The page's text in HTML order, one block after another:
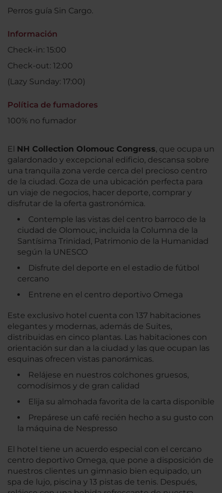
Perros guía Sin Cargo.
Información
Check-in: 15:00
Check-out: 12:00
(Lazy Sunday: 17:00)
Política de fumadores
100% no fumador
El NH Collection Olomouc Congress, que ocupa un
galardonado y excepcional edificio, descansa sobre
una tranquila zona verde cerca del precioso centro
de la ciudad. Goza de una ubicación perfecta para
un viaje de negocios, hacer deporte, comprar y
disfrutar de la oferta gastronómica.
Contemple las vistas del centro barroco de la
ciudad de Olomouc, incluida la Columna de la
Santísima Trinidad, Patrimonio de la Humanidad
según la UNESCO
Disfrute del deporte en el estadio de fútbol
cercano
Entrene en el centro deportivo Omega
Este exclusivo hotel cuenta con 137 habitaciones
elegantes y modernas, además de Suites,
distribuidas en cinco plantas. Las habitaciones con
orientación sur dan a la ciudad y las que ocupan las
esquinas ofrecen vistas panorámicas.
Relájese en nuestros colchones gruesos,
comodísimos y de gran calidad
Elija su almohada favorita de la carta disponible
Prepárese un café recién hecho a su gusto con
la máquina de Nespresso
El hotel tiene un acuerdo especial con el cercano
centro deportivo Omega, que pone a disposición de
nuestros clientes un gimnasio bien equipado, un
spa de lujo, piscina y 13 pistas de tenis. Después,